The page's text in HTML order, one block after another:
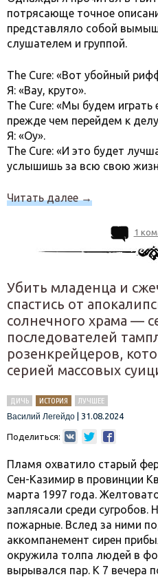
потрясающе точное
представляло собой
слушателем и группой.
The Cure: «Вот убойный
Я: «Вау, круто».
The Cure: «Мы будем играть
прежде чем перейдем к
Я: «Оу».
The Cure: «И это будет
услышишь за всю свою
Читать далее→
1
Убить младенца и
спастись от
солнечного храма —
последователей
розенкрейцеров,
серией массовых
ДИЧЬ ИСТОРИЯ
ЛУЧШЕЕ
Василий Легейдо | 31.08.2024
Поделиться:
Пламя охватило старый
Сен-Казимир в провинции
марта 1997 года.
заплясали среди сугробов.
пожарные. Вслед за ними
аккомпанемент сирен
окружила толпа людей в
вырывался пар. К 7 вечера